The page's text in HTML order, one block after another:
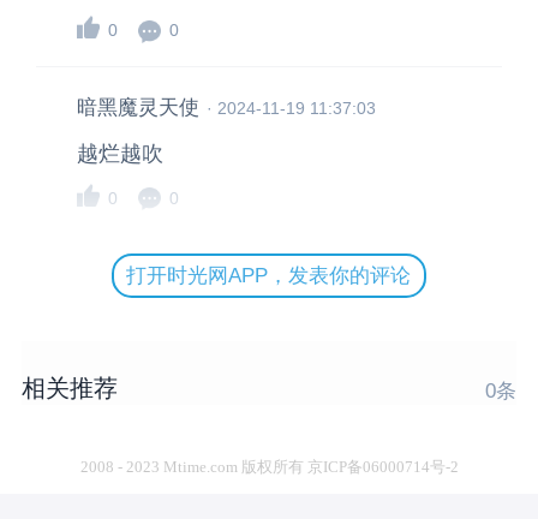
0 0
暗黑魔灵天使 · 2024-11-19 11:37:03
越烂越吹
0 0
打开时光网APP，发表你的评论
相关推荐 0条
2008 - 2023 Mtime.com 版权所有 京ICP备06000714号-2